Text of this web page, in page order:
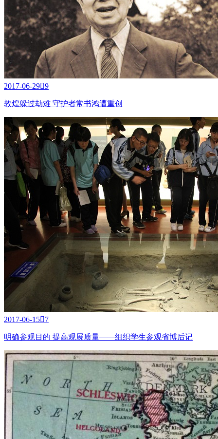
2017-06-299
敦煌躲过劫难 守护者常书鸿遭重创
2017-06-157
明确参观目的 提高观展质量——组织学生参观省博后记